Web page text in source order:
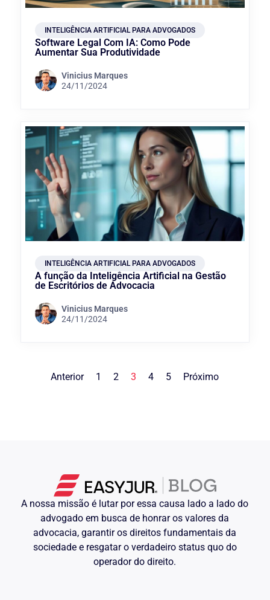
INTELIGÊNCIA ARTIFICIAL PARA ADVOGADOS
Software Legal Com IA: Como Pode
Aumentar Sua Produtividade
Vinicius Marques
24/11/2024
INTELIGÊNCIA ARTIFICIAL PARA ADVOGADOS
A função da Inteligência Artificial na Gestão
de Escritórios de Advocacia
Vinicius Marques
24/11/2024
Anterior 1 2 3 4 5 Próximo
A nossa missão é lutar por essa causa lado a lado do
advogado em busca de honrar os valores da
advocacia, garantir os direitos fundamentais da
sociedade e resgatar o verdadeiro status quo do
operador do direito.